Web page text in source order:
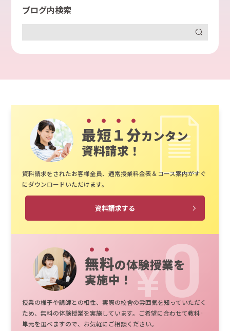
ブログ内検索
最短１分カンタン
資料請求！
資料請求をされたお客様全員、通常授業料金表＆コース案内がすぐ
にダウンロードいただけます。
資料請求する
無料の体験授業を
実施中！
授業の様子や講師との相性、実際の校舎の雰囲気を知っていただく
ため、無料の体験授業を実施しています。ご希望に合わせて教科·
単元を選べますので、お気軽にご相談ください。